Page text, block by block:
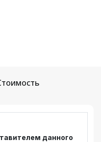
данного